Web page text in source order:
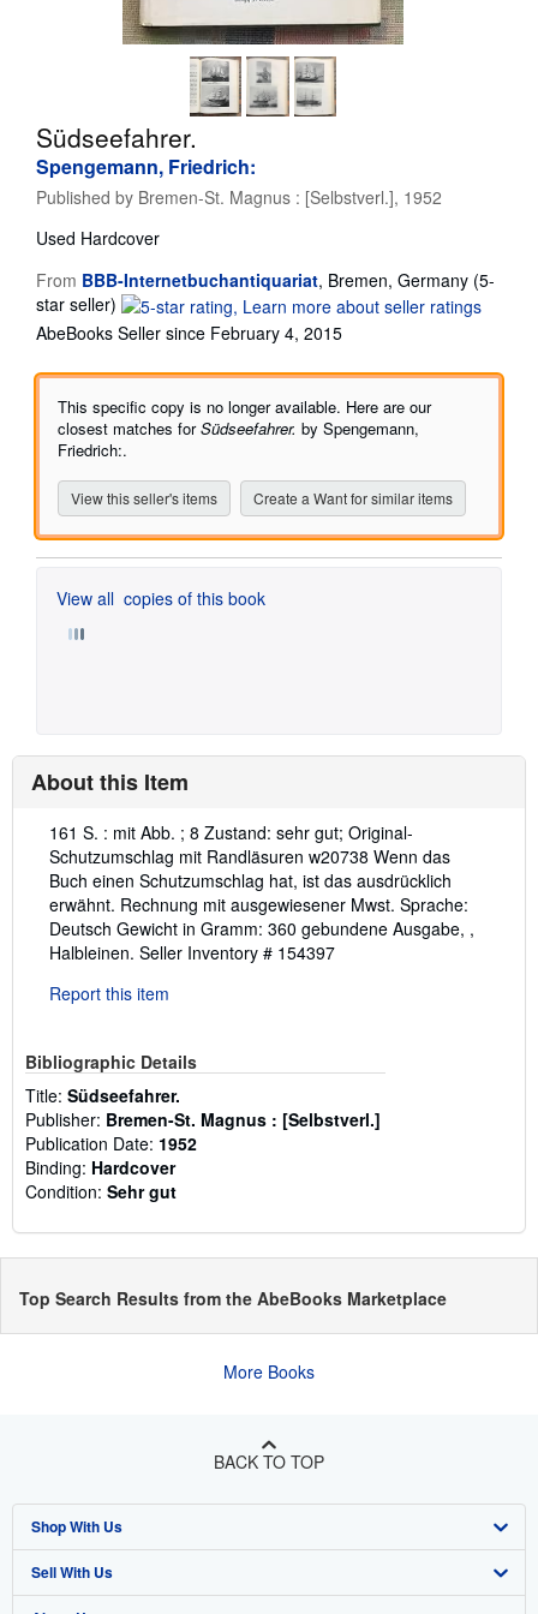
CLOSE
Südseefahrer.
Spengemann, Friedrich:
Published by Bremen-St. Magnus : [Selbstverl.], 1952
Used Hardcover
From BBB-Internetbuchantiquariat, Bremen, Germany (5-
star seller) Seller
rating
out
of
5
stars
AbeBooks Seller since February 4, 2015
This specific copy is no longer available. Here are our
closest matches forSüdseefahrer. by Spengemann,
Friedrich:.
View this seller's items Create a Want for similar items
View all copies of this book
About this Item
Description:
161 S. : mit Abb. ; 8 Zustand: sehr gut; Original-
Schutzumschlag mit Randläsuren w20738 Wenn das
Buch einen Schutzumschlag hat, ist das ausdrücklich
erwähnt. Rechnung mit ausgewiesener Mwst. Sprache:
Deutsch Gewicht in Gramm: 360 gebundene Ausgabe, ,
Halbleinen. Seller Inventory # 154397
Report this item
Bibliographic Details
Title: Südseefahrer.
Publisher: Bremen-St. Magnus : [Selbstverl.]
Publication Date: 1952
Binding: Hardcover
Condition: Sehr gut
Top Search Results from the AbeBooks Marketplace
More Books
BACK TO TOP
Shop With Us
Advanced Search
Sell With Us